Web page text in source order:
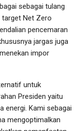
sebagai tulang
target Net Zero
pencemaran
jargas juga
impor
untuk
Presiden yaitu
energi. Kami sebagai
mengoptimalkan